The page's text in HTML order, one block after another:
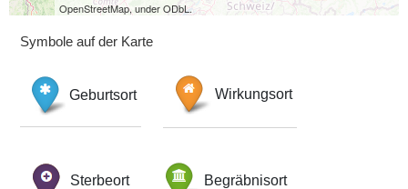
OpenStreetMap, under ODbL.
Symbole auf der Karte
Geburtsort Wirkungsort
Sterbeort Begräbnisort